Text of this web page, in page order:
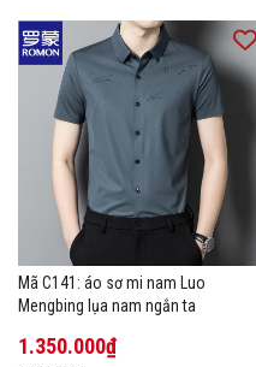
Mã C141: áo sơ mi nam Luo
Mengbing lụa nam ngắn ta
1.350.000₫